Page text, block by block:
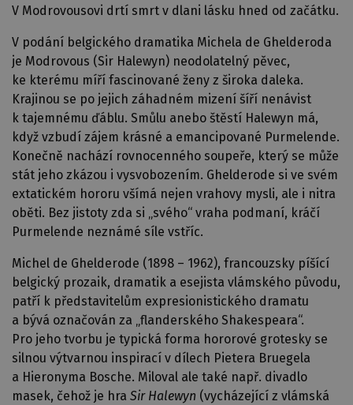
V Modrovousovi drtí smrt v dlani lásku hned od začátku.
V podání belgického dramatika Michela de Ghelderoda
je Modrovous (Sir Halewyn) neodolatelný pěvec,
ke kterému míří fascinované ženy z široka daleka.
Krajinou se po jejich záhadném mizení šíří nenávist
k tajemnému ďáblu. Smůlu anebo štěstí Halewyn má,
když vzbudí zájem krásné a emancipované Purmelende.
Konečně nachází rovnocenného soupeře, který se může
stát jeho zkázou i vysvobozením. Ghelderode si ve svém
extatickém hororu všímá nejen vrahovy mysli, ale i nitra
oběti. Bez jistoty zda si „svého“ vraha podmaní, kráčí
Purmelende neznámé síle vstříc.
Michel de Ghelderode (1898 – 1962), francouzsky píšící
belgický prozaik, dramatik a esejista vlámského původu,
patří k představitelům expresionistického dramatu
a bývá označován za „flanderského Shakespeara“.
Pro jeho tvorbu je typická forma hororové grotesky se
silnou výtvarnou inspirací v dílech Pietera Bruegela
a Hieronyma Bosche. Miloval ale také např. divadlo
masek, čehož je hra Sir Halewyn (vycházející z vlámská